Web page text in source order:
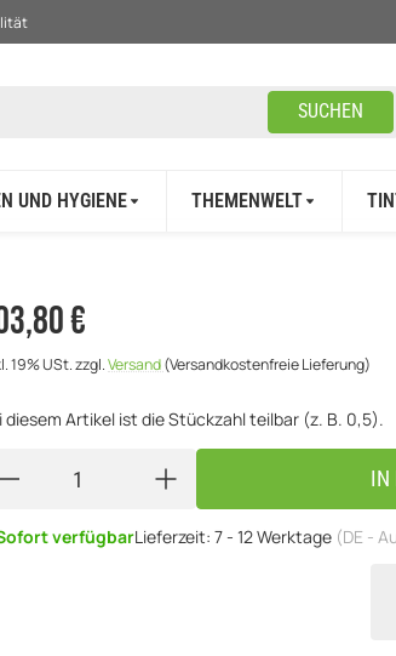
SUCHEN
UND HYGIENE THEMENWELT
€
19% USt.zzgl.Versand(Versandkostenfreie Lieferung)
diesem Artikel ist die Stückzahl teilbar (z. B. 0,5).
IN
verfügbarLieferzeit: 7 - 12 Werktage (DE -